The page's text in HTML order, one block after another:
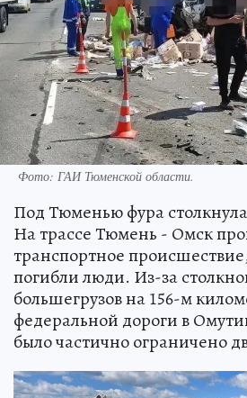
Фото: ГАИ Тюменской области.
Под Тюменью фура
На трассе Тюмень - Омск
транспортное
погибли люди. Из-за
большегрузов на 156-м
федеральной дороги в
было частично ограничено